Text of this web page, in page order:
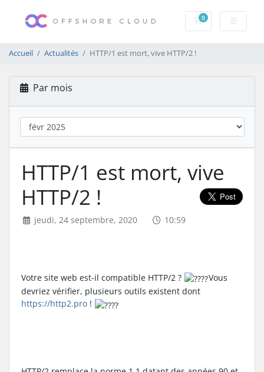
0Votre panier
Accueil Actualités HTTP/1 est mort, vive HTTP/2 !
Par mois
HTTP/1 est mort, vive
HTTP/2 !
jeudi, 24 septembre, 2020 10:59
Votre site web est-il compatible HTTP/2 ?
Vous
https://http2.pro !